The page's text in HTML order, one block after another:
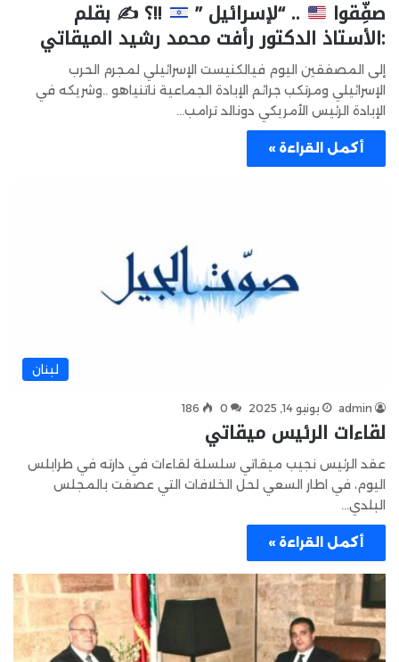
صفِّقوا .. “لإسرائيل ” !!؟ ✍ بقلم
:الأستاذ الدكتور رأفت محمد رشيد الميقاتي
إلى المصفقين اليوم فيالكنيست الإسرائيلي لمجرم الحرب
الإسرائيلي ومرتكب جرائم الإبادة الجماعية ناتنياهو ..وشريكه في
الإبادة الرئيس الأمريكي دونالد ترامب…
أكمل القراءة »
لبنان
admin يونيو 14, 2025 0
186
لقاءات الرئيس ميقاتي
عقد الرئيس نجيب ميقاتي سلسلة لقاءات في دارته في طرابلس
اليوم، في اطار السعي لحل الخلافات التي عصفت بالمجلس
البلدي…
أكمل القراءة »